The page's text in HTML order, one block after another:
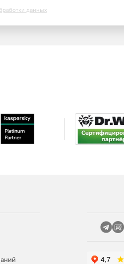
данных